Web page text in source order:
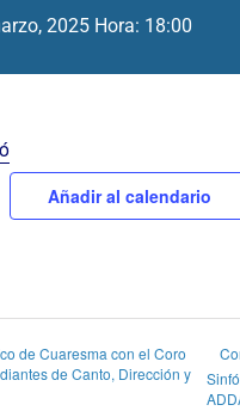
2025 Hora: 18:00
Añadir al calendario
de Cuaresma con el Coro
de Canto, Dirección y